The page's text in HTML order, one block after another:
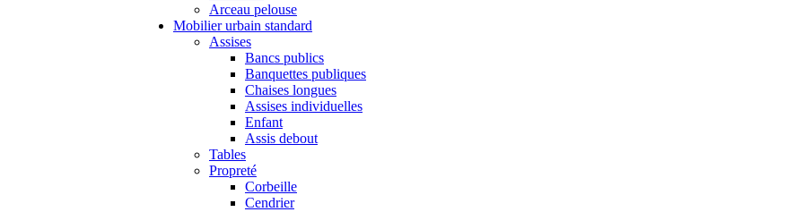
Arceau pelouse
Mobilier urbain standard
Assises
Bancs publics
Banquettes publiques
Chaises longues
Assises individuelles
Enfant
Assis debout
Tables
Propreté
Corbeille
Cendrier